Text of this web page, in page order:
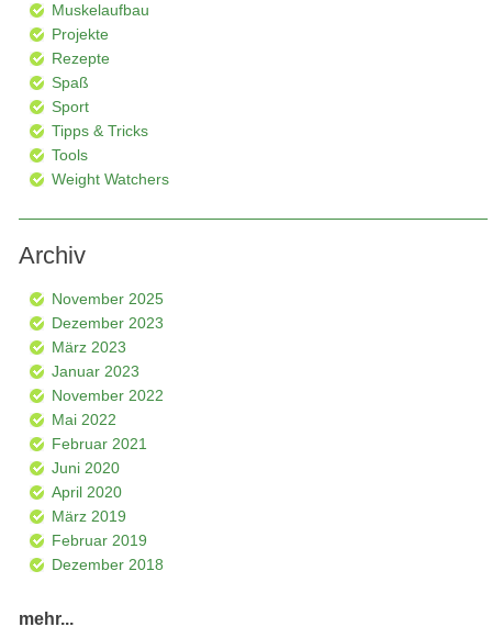
Muskelaufbau
Projekte
Rezepte
Spaß
Sport
Tipps & Tricks
Tools
Weight Watchers
Archiv
November 2025
Dezember 2023
März 2023
Januar 2023
November 2022
Mai 2022
Februar 2021
Juni 2020
April 2020
März 2019
Februar 2019
Dezember 2018
mehr...